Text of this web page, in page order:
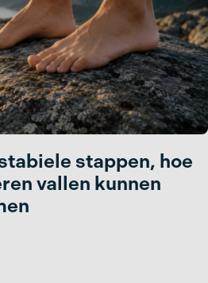
stappen, hoe
vallen kunnen